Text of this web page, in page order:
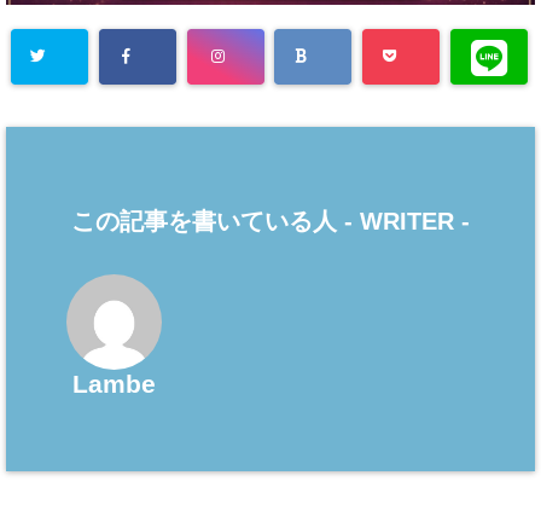
この記事を書いている人 - WRITER -
Lambe